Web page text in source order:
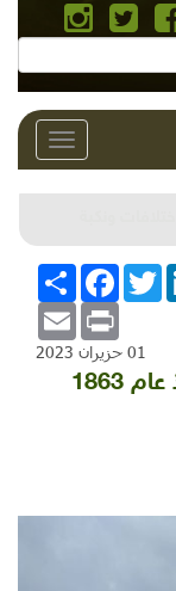
Toggle
ونكبة
انشر
FacebookTwitter
Email Print
01 حزيران 2023
"شتوة نيسان" في فلسطين.. منذ عام 1863